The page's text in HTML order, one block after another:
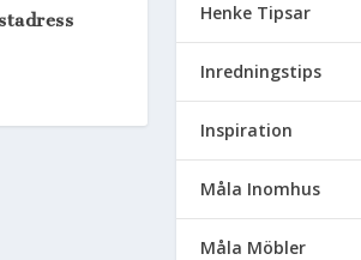
Henke Tipsar
Inredningstips
Inspiration
Måla Inomhus
Måla Möbler